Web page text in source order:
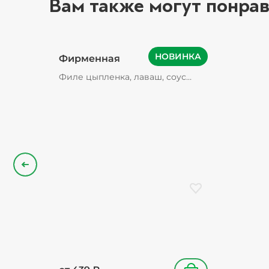
Вам также могут
НОВИНКА
Фирменная
Филе цыпленка, лаваш, соус
Назад